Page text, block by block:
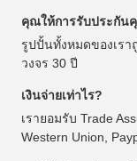
คุณให้การรับประกัน
รูปปั้นทั้งหมดของเร
วงจร 30 ปี
เงินจ่ายเท่าไร?
เรายอมรับ Trade
Western Union,